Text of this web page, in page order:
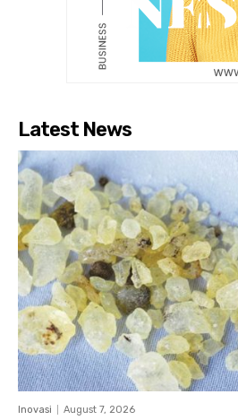
Latest News
Inovasi August 7, 2026